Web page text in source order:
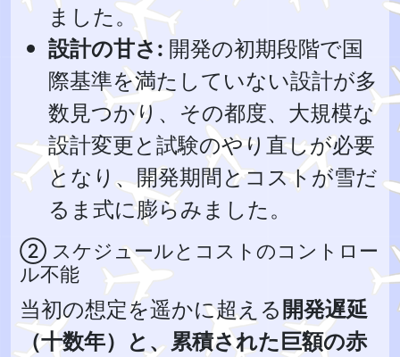
ました。
設計の甘さ: 開発の初期段階で国
際基準を満たしていない設計が多
数見つかり、その都度、大規模な
設計変更と試験のやり直しが必要
となり、開発期間とコストが雪だ
るま式に膨らみました。
② スケジュールとコストのコントロー
ル不能
当初の想定を遥かに超える開発遅延
（十数年）と、累積された巨額の赤